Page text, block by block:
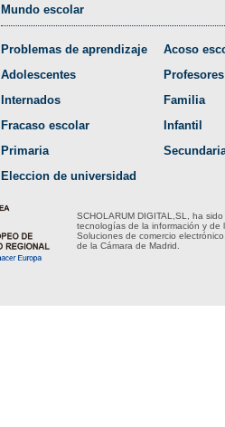
Mundo escolar
Problemas de aprendizaje
Adolescentes
Internados
Fracaso escolar
Primaria
Eleccion de universidad
Acoso
Profesores
Familia
Infantil
SCHOLARUM DIGITAL,SL, ha
tecnologías de la información y de
Soluciones de comercio
de la Cámara de Madrid.